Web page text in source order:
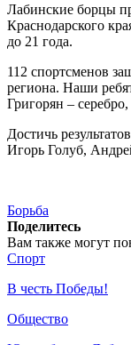
Лабинские борцы
Краснодарского
до 21 года.
112 спортсменов
региона. Наши
Григорян –
Достичь
Игорь Голуб,
Борьба
Поделитесь
Вам также могут
Спорт
В честь Победы!
Общество